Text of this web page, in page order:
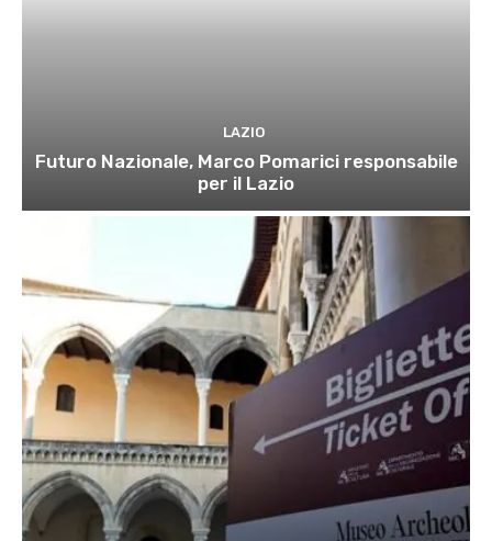
LAZIO
Futuro Nazionale, Marco Pomarici responsabile
per il Lazio